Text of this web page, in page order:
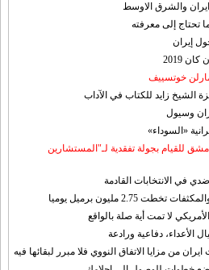
ايران والشرق الاوسط
تحتاج إلى معرفته
إيران
خوتسييف
الشيخ زايد للكتاب في الآداب
وسيول
«السوداء»
للقيام بجولة تفقدية لـ"المستشارين
في الانتخابات القادمة
2.75 مليون برميل يوميا
لا تمت أية صلة بالواقع
الأعداء، دفاعية ورادعة
من مزايا الاتفاق النووي فلا مبرر لبقائها فيه